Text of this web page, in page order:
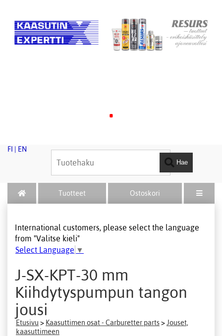
.
FI EN
Hae
Tuotteet Ostoskori
International customers, please select the language
from "Valitse kieli"
Select Language ▼
J-SX-KPT-30 mm
Kiihdytyspumpun tangon
jousi
Etusivu > Kaasuttimen osat - Carburetter parts> Jouset,
kaasuttimeen